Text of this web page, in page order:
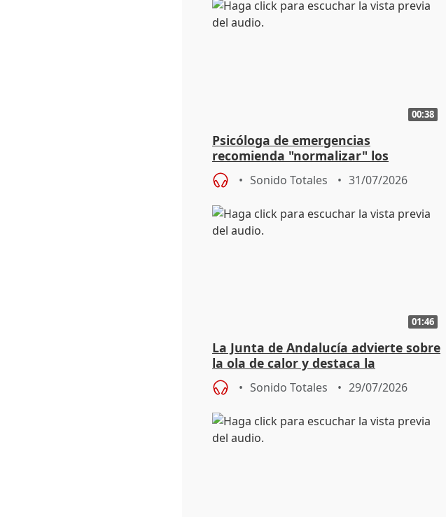
00:38
Psicóloga de emergencias
recomienda "normalizar" los
síntomas tras sufrir un incendio
Sonido Totales 31/07/2026
01:46
La Junta de Andalucía advierte sobre
la ola de calor y destaca la
importancia de la prevención
Sonido Totales 29/07/2026